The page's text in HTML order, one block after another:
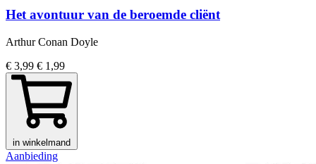
Het avontuur van de beroemde cliënt
Arthur Conan Doyle
€ 3,99 € 1,99
in winkelmand
Aanbieding